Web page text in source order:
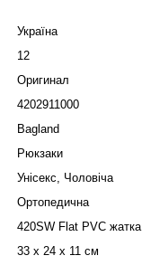
Україна
12
Оригинал
4202911000
Bagland
Рюкзаки
Унісекс, Чоловіча
Ортопедична
420SW Flat PVC жатка
33 x 24 x 11 см